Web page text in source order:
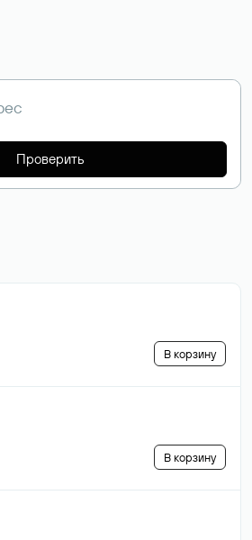
Проверить
В корзину
В корзину